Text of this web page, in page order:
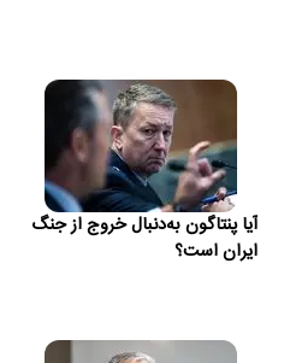
آیا پنتاگون به‌دنبال خروج از جنگ
ایران است؟